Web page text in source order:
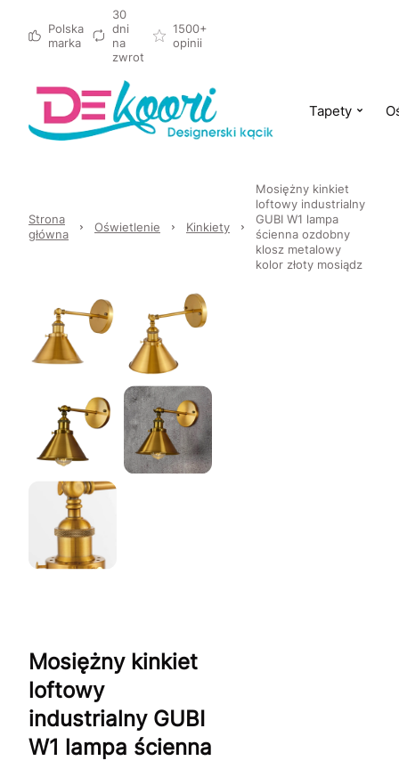
Polska
marka
30
dni
na
zwrot
1500+
opinii
Tapety
Strona
główna
Oświetlenie Kinkiety
Mosiężny kinkiet
loftowy industrialny
GUBI W1 lampa
ścienna ozdobny
klosz metalowy
kolor złoty mosiądz
Mosiężny kinkiet
loftowy
industrialny GUBI
W1 lampa ścienna